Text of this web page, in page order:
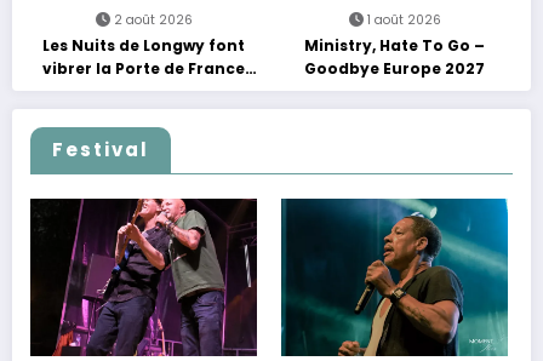
2 août 2026
Les Nuits de Longwy font
vibrer la Porte de France
avec une soirée entre
découvertes et énergie
reggae
1 août 2026
Ministry, Hate To Go –
Goodbye Europe 2027
Festival